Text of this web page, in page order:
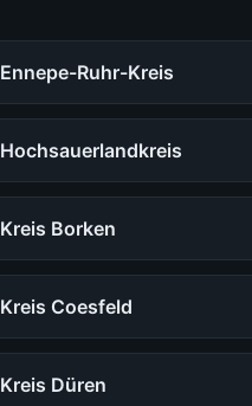
Ennepe-Ruhr-Kreis
Hochsauerlandkreis
Kreis Borken
Kreis Coesfeld
Kreis Düren